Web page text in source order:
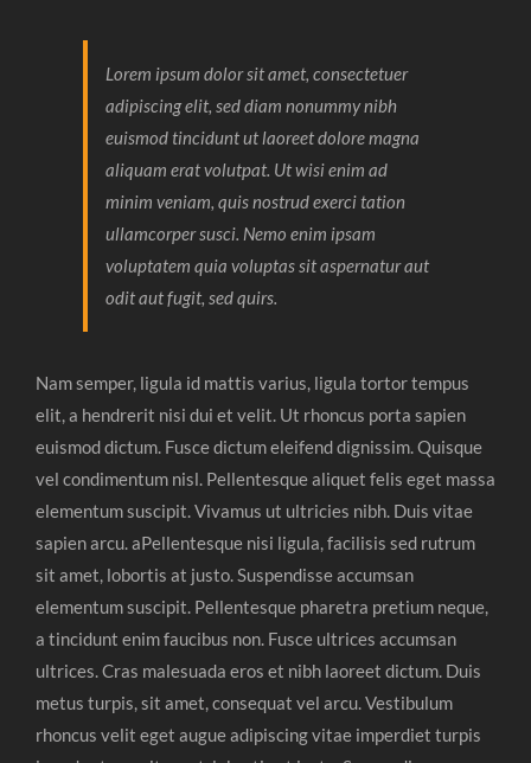
Lorem ipsum dolor sit amet, consectetuer
adipiscing elit, sed diam nonummy nibh
euismod tincidunt ut laoreet dolore magna
aliquam erat volutpat. Ut wisi enim ad
minim veniam, quis nostrud exerci tation
ullamcorper susci. Nemo enim ipsam
voluptatem quia voluptas sit aspernatur aut
odit aut fugit, sed quirs.
Nam semper, ligula id mattis varius, ligula tortor tempus
elit, a hendrerit nisi dui et velit. Ut rhoncus porta sapien
euismod dictum. Fusce dictum eleifend dignissim. Quisque
vel condimentum nisl. Pellentesque aliquet felis eget massa
elementum suscipit. Vivamus ut ultricies nibh. Duis vitae
sapien arcu. aPellentesque nisi ligula, facilisis sed rutrum
sit amet, lobortis at justo. Suspendisse accumsan
elementum suscipit. Pellentesque pharetra pretium neque,
a tincidunt enim faucibus non. Fusce ultrices accumsan
ultrices. Cras malesuada eros et nibh laoreet dictum. Duis
metus turpis, sit amet, consequat vel arcu. Vestibulum
rhoncus velit eget augue adipiscing vitae imperdiet turpis